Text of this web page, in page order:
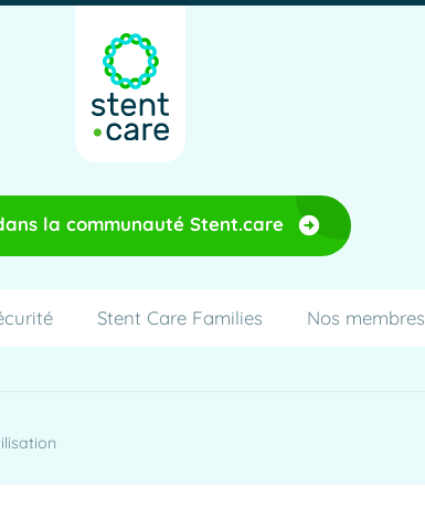
la communauté Stent.care
Stent Care Families Nos membres